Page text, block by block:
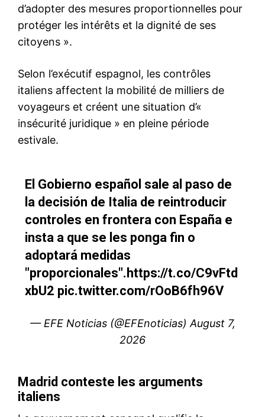
le1.ma
l'intelligence de
l'information
S'ABONNER MAINTENANT
Insight Publications
Formules d’abonnement
Mon compte